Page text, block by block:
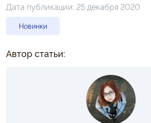
Дата публикации: 25 декабря 2020
Новинки
Автор статьи: